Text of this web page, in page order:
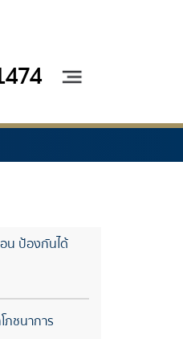
น ป้องกันได้
ภชนาการ